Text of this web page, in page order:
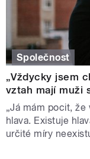
Společnost
„Vždycky jsem
vztah mají muži
„Já mám pocit,
hlava. Existuje
určité míry